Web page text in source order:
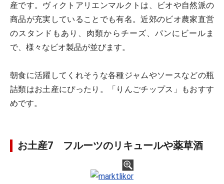
産です。ヴィクトアリエンマルクトは、ビオや自然派の
商品が充実していることでも有名。近郊のビオ農家直営
のスタンドもあり、肉類からチーズ、パンにビールま
で、様々なビオ製品が並びます。
朝食に活躍してくれそうな各種ジャムやソースなどの瓶
詰類はお土産にぴったり。「りんごチップス」もおすす
めです。
お土産7 フルーツのリキュールや薬草酒